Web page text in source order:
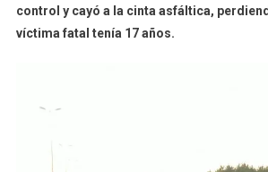
control y cayó a la cinta asfáltica,
víctima fatal tenía 17 años.